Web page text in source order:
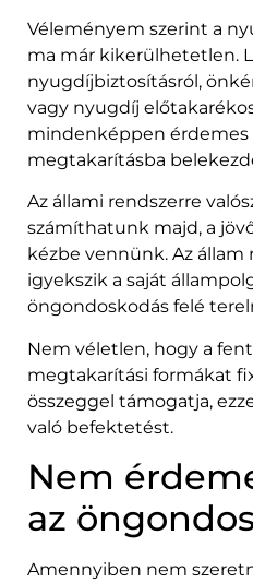
Véleményem szerint a
ma már kikerülhetetlen.
nyugdíjbiztosításról,
vagy nyugdíj
mindenképpen érdemes
megtakarításba
Az állami rendszerre
számíthatunk majd, a
kézbe vennünk. Az állam
igyekszik a saját
öngondoskodás felé
Nem véletlen, hogy a
megtakarítási formákat
összeggel támogatja,
való befektetést.
Nem
az
Amennyiben nem